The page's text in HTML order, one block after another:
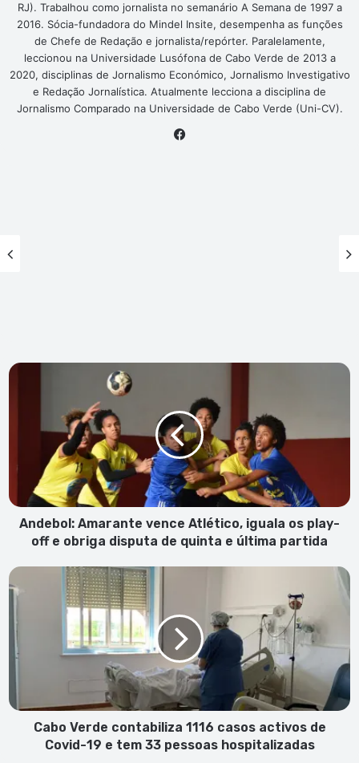
RJ). Trabalhou como jornalista no semanário A Semana de 1997 a
2016. Sócia-fundadora do Mindel Insite, desempenha as funções
de Chefe de Redação e jornalista/repórter. Paralelamente,
leccionou na Universidade Lusófona de Cabo Verde de 2013 a
2020, disciplinas de Jornalismo Económico, Jornalismo Investigativo
e Redação Jornalística. Atualmente lecciona a disciplina de
Jornalismo Comparado na Universidade de Cabo Verde (Uni-CV).
Andebol:
play-
e
obriga
disputa
quinta
e
partida
Andebol: Amarante vence Atlético, iguala os play-
off e obriga disputa de quinta e última partida
Cabo
Verde
1116
casos
activos
Covid-
19
Cabo Verde contabiliza 1116 casos activos de
Covid-19 e tem 33 pessoas hospitalizadas